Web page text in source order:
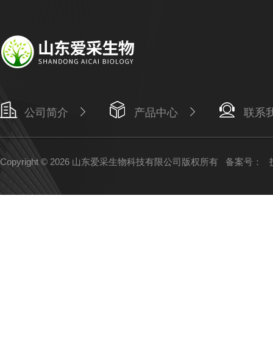
公司简介 产品中心 联系
Copyright © 2026 山东爱采生物科技有限公司版权所有 备案号：